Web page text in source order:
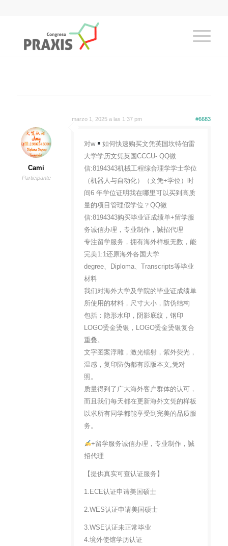
marzo 1, 2025 a las 1:37 pm #6683
Cami
Participante
对w
如何快速购买文凭英国坎特伯雷
大学学历文凭英国CCCU- QQ微
信:8194343机械工程综合理学学士学位
（机器人与自动化）（文凭+学位）时
间6 年学位证明我在哪里可以买到高质
量的项目管理假学位？QQ微
信:8194343购买毕业证成绩单+留学服
务诚信办理，专业制作，誠招代理
专注留学服务，拥有海外样板无数，能
完美1:1还原海外各国大学
degree、Diploma、Transcripts等毕业
材料
我们对海外大学及学院的毕业证成绩单
所使用的材料，尺寸大小，防伪结构
包括：隐形水印，阴影底纹，钢印
LOGO烫金烫银，LOGO烫金烫银复合
重叠。
文字图案浮雕，激光镭射，紫外荧光，
温感，复印防伪都有原版本文,凭对
照。
质量得到了广大海外客户群体的认可，
而且我们每天都在更新海外文凭的样板
以求所有同学都能享受到完美的品质服
务。
+留学服务诚信办理，专业制作，誠
招代理
【提供真实可查认证服务】
1.ECE认证申请美国硕士
2.WES认证申请美国硕士
3.WSE认证未正常毕业
4.境外使馆学历认证